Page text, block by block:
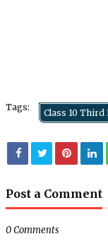
Tags:
Class 10
Post a Comment
0 Comments